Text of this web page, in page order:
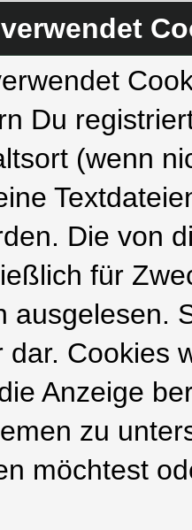
Du
(wenn
Die von
für
ausgelesen.
dar. Cookies
Anzeige
zu
möchtest